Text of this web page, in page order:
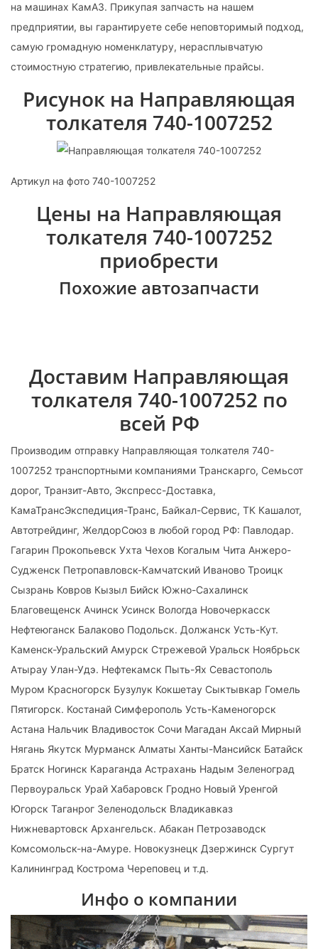
на машинах КамАЗ. Прикупая запчасть на нашем
предприятии, вы гарантируете себе неповторимый подход,
самую громадную номенклатуру, нерасплывчатую
стоимостную стратегию, привлекательные прайсы.
Рисунок на Направляющая
толкателя 740-1007252
Артикул на фото 740-1007252
Цены на Направляющая
толкателя 740-1007252
приобрести
Похожие автозапчасти
Доставим Направляющая
толкателя 740-1007252 по
всей РФ
Производим отправку Направляющая толкателя 740-
1007252 транспортными компаниями Транскарго, Семьсот
дорог, Транзит-Авто, Экспресс-Доставка,
КамаТрансЭкспедиция-Транс, Байкал-Сервис, ТК Кашалот,
Автотрейдинг, ЖелдорСоюз в любой город РФ: Павлодар.
Гагарин Прокопьевск Ухта Чехов Когалым Чита Анжеро-
Судженск Петропавловск-Камчатский Иваново Троицк
Сызрань Ковров Кызыл Бийск Южно-Сахалинск
Благовещенск Ачинск Усинск Вологда Новочеркасск
Нефтеюганск Балаково Подольск. Должанск Усть-Кут.
Каменск-Уральский Амурск Стрежевой Уральск Ноябрьск
Атырау Улан-Удэ. Нефтекамск Пыть-Ях Севастополь
Муром Красногорск Бузулук Кокшетау Сыктывкар Гомель
Пятигорск. Костанай Симферополь Усть-Каменогорск
Астана Нальчик Владивосток Сочи Магадан Аксай Мирный
Нягань Якутск Мурманск Алматы Ханты-Мансийск Батайск
Братск Ногинск Караганда Астрахань Надым Зеленоград
Первоуральск Урай Хабаровск Гродно Новый Уренгой
Югорск Таганрог Зеленодольск Владикавказ
Нижневартовск Архангельск. Абакан Петрозаводск
Комсомольск-на-Амуре. Новокузнецк Дзержинск Сургут
Калининград Кострома Череповец и т.д.
Инфо о компании